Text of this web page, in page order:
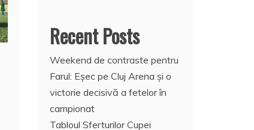
Recent Posts
Weekend de contraste pentru
Farul: Eșec pe Cluj Arena și o
victorie decisivă a fetelor în
campionat
Tabloul Sferturilor Cupei